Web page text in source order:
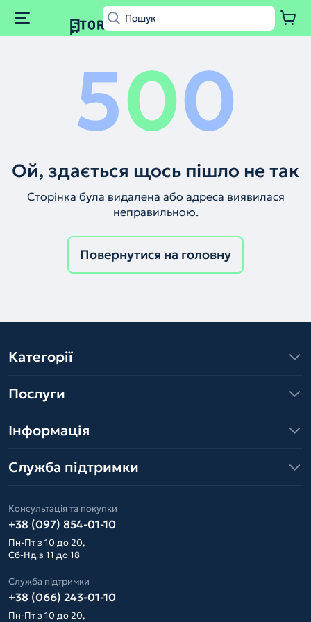
500
Ой, здається щось пішло не так
Сторінка була видалена або адреса виявилася
неправильною.
Повернутися на головну
Категорії
Послуги
Інформація
Служба підтримки
Консультація та покупки
+38 (097) 854-01-10
Пн-Пт з 10 до 20,
Сб-Нд з 11 до 18
Служба підтримки
+38 (066) 243-01-10
Пн-Пт з 10 до 20,